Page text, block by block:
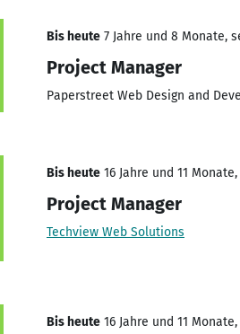
Bis heute 7 Jahre und 8 Monate,
Project Manager
Paperstreet Web Design and
Bis heute 16 Jahre und 11
Project Manager
Techview Web Solutions
Bis heute 16 Jahre und 11